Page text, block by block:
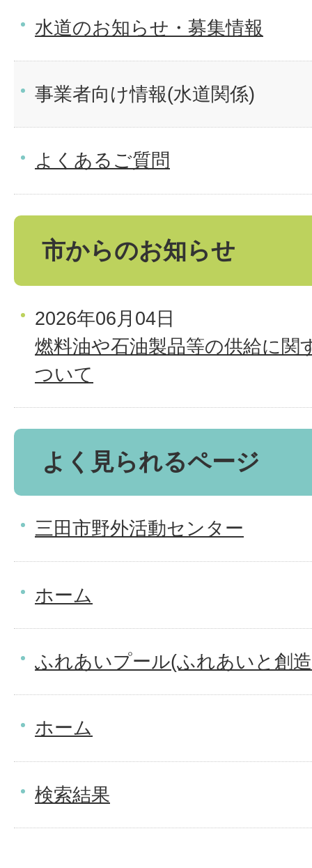
水道のお知らせ・募集情報
事業者向け情報(水道関係)
よくあるご質問
市からのお知らせ
2026年06月04日
燃料油や石油製品等の供給に関
ついて
よく見られるページ
三田市野外活動センター
ホーム
ふれあいプール(ふれあいと創
ホーム
検索結果